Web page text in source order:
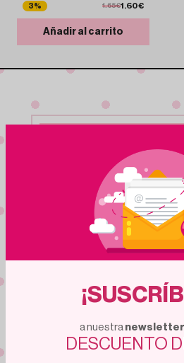
3% 1.65€1.60€
Añadir al carrito
Nuestra newsletter te
eventos y nuevos
Unete a una comunidad de
Miles de personas ya
a nuestra newsletter
DESCUENTO